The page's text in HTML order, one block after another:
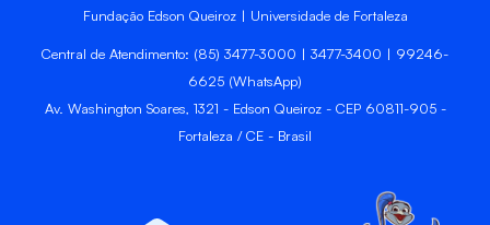
Fundação Edson Queiroz | Universidade de Fortaleza
Central de Atendimento: (85) 3477-3000 | 3477-3400 | 99246-
6625 (WhatsApp)
Av. Washington Soares, 1321 - Edson Queiroz - CEP 60811-905 -
Fortaleza / CE - Brasil